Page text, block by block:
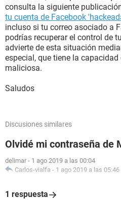
consulta la siguiente
tu cuenta de Facebook
incluso si tu correo asociado a
podrías recuperar el control de
advierte de esta situación
especial, que tiene la
maliciosa.
Saludos
Discusiones similares
Olvidé mi contraseña de
delimar - 1 ago 2019 a las 00:04
Carlos-vialfa - 1 ago 2019 a las 05:46
1 respuesta